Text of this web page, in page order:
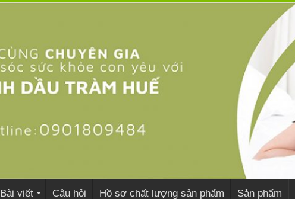
Bài viết Câu hỏi Hồ sơ chất lượng sản phẩm Sản phẩm